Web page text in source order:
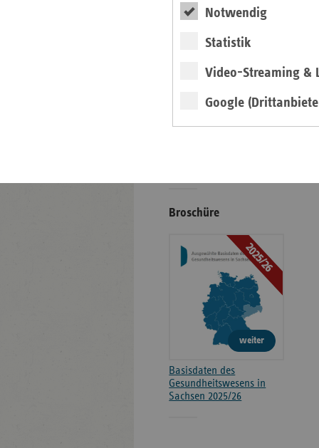
Notwendig
Statistik
Video-Streaming &
Google
Daten zum
Gesundheitswesen
Seitenleiste
weiteren
Informationen
Auf einen Blick
Pressemitteilungen
Veranstaltungen
Broschüre
2025/26
weiter
Basisdaten des
Gesundheitswesens in
Sachsen 2025/26